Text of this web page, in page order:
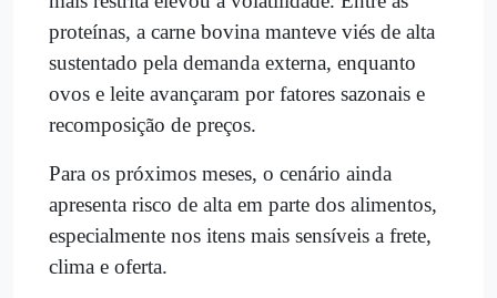
proteínas, a carne bovina manteve viés de alta
sustentado pela demanda externa, enquanto
ovos e leite avançaram por fatores sazonais e
recomposição de preços.
Para os próximos meses, o cenário ainda
apresenta risco de alta em parte dos alimentos,
especialmente nos itens mais sensíveis a frete,
clima e oferta.